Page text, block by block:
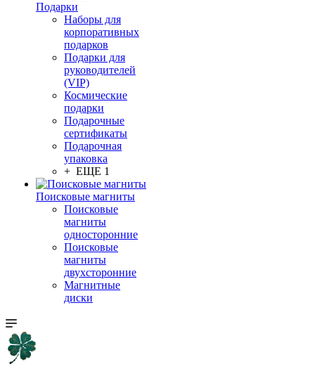
Подарки
Наборы для
корпоративных
подарков
Подарки для
руководителей
(VIP)
Космические
подарки
Подарочные
сертификаты
Подарочная
упаковка
+ ЕЩЕ 1
Поисковые магниты
Поисковые
магниты
односторонние
Поисковые
магниты
двухсторонние
Магнитные
диски